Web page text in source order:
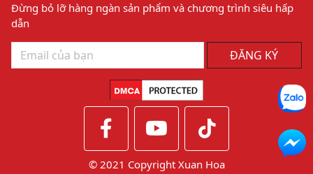
© 2021 Copyright Xuan Hoa
Đừng bỏ lỡ hàng ngàn sản phẩm và chương trình siêu hấp
dẫn
ĐĂNG KÝ